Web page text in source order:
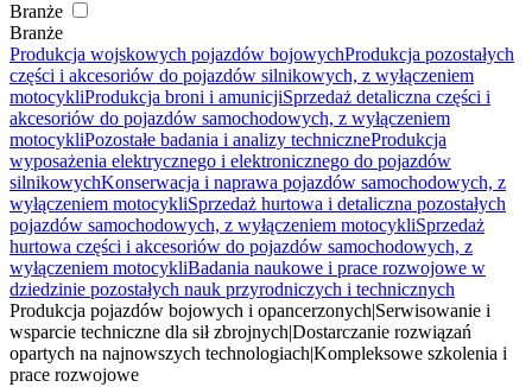
Branże
Branże
Produkcja wojskowych pojazdów bojowychProdukcja pozostałych
części i akcesoriów do pojazdów silnikowych, z wyłączeniem
motocykliProdukcja broni i amunicjiSprzedaż detaliczna części i
akcesoriów do pojazdów samochodowych, z wyłączeniem
motocykliPozostałe badania i analizy techniczneProdukcja
wyposażenia elektrycznego i elektronicznego do pojazdów
silnikowychKonserwacja i naprawa pojazdów samochodowych, z
wyłączeniem motocykliSprzedaż hurtowa i detaliczna pozostałych
pojazdów samochodowych, z wyłączeniem motocykliSprzedaż
hurtowa części i akcesoriów do pojazdów samochodowych, z
wyłączeniem motocykliBadania naukowe i prace rozwojowe w
dziedzinie pozostałych nauk przyrodniczych i technicznych
Produkcja pojazdów bojowych i opancerzonych Serwisowanie i
wsparcie techniczne dla sił zbrojnychDostarczanie rozwiązań
opartych na najnowszych technologiachKompleksowe szkolenia i
prace rozwojowe